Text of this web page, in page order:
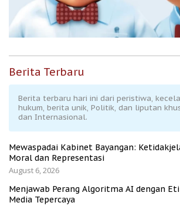
Berita Terbaru
Berita terbaru hari ini dari peristiwa,
hukum, berita unik, Politik, dan liputan
dan Internasional.
Mewaspadai Kabinet Bayangan:
Moral dan Representasi
August 6, 2026
Menjawab Perang Algoritma AI dengan
Media Tepercaya